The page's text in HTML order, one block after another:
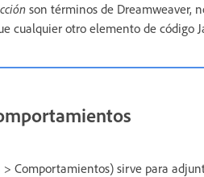
son términos de Dreamweaver,
cualquier otro elemento de código
Comportamientos) sirve para